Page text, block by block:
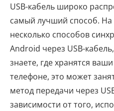
USB-кабель широко
самый лучший способ. На
несколько способов
Android через USB-
знаете, где хранятся
телефоне, это может
метод передачи через
зависимости от того,